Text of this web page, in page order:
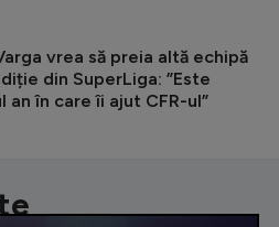
vrea să preia altă echipă
din SuperLiga: ”Este
an în care îi ajut CFR-ul”